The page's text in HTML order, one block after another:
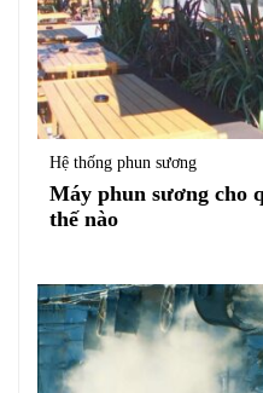
Hệ thống phun sương
Máy phun sương cho
thế nào